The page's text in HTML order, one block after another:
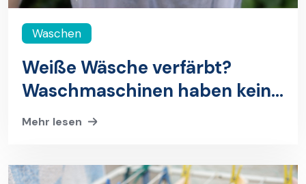
Waschen
Weiße Wäsche verfärbt?
Waschmaschinen haben keine
Kopfschmerzen – gib kein
Waschmaschine!
Mehr lesen